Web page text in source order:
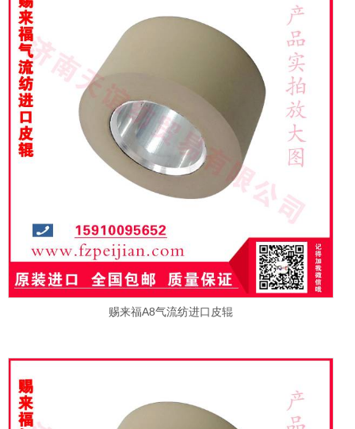
赐来福A8气流纺进口皮辊